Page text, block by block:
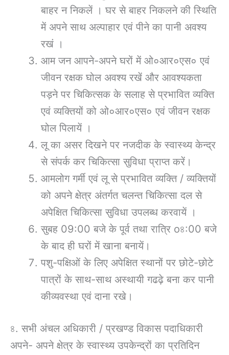
बाहर न निकलें । घर से बाहर निकलने की स्थिति
में अपने साथ अल्पाहार एवं पीने का पानी अवश्य
रखं ।
आम जन आपने-अपने घरों में ओ०आर०एस० एवं
जीवन रक्षक घोल अवश्य रखें और आवश्यकता
पड़ने पर चिकित्सक के सलाह से प्रभावित व्यक्ति
एवं व्यक्तियों को ओ०आर०एस० एवं जीवन रक्षक
घोल पिलायें ।
लू का असर दिखने पर नजदीक के स्वास्थ्य केन्द्र
से संपर्क कर चिकित्सा सुविधा प्राप्त करें।
आमलोग गर्मी एवं लू से प्रभावित व्यक्ति / व्यक्तियों
को अपने क्षेत्र अंतर्गत चलन्त चिकित्सा दल से
अपेक्षित चिकित्सा सुविधा उपलब्ध करवायें ।
सुबह 09:00 बजे के पूर्व तथा रात्रि o৪:00 बजे
के बाद ही घरों में खाना बनायें।
पशु-पक्षिओं के लिए अपेक्षित स्थानों पर छोटे-छोटे
पात्रों के साथ-साथ अस्थायी गढढ़े बना कर पानी
कीव्यवस्था एवं दाना रखे।
৪. सभी अंचल अधिकारी / प्रखण्ड विकास पदाधिकारी
अपने- अपने क्षेत्र के स्वास्थ्य उपकेन्द्रों का प्रतिदिन